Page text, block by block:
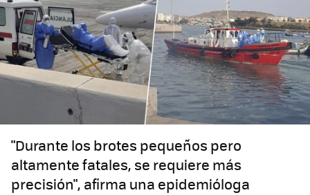
"Durante los brotes pequeños pero
altamente fatales, se requiere más
precisión", afirma una epidemióloga